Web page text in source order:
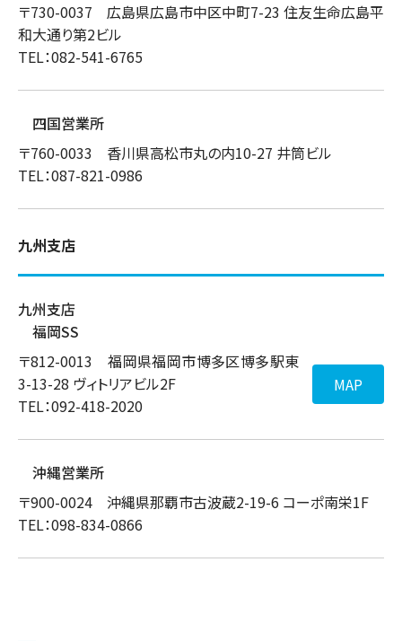
〒730-0037 広島県広島市中区中町7-23 住友生命広島平
和大通り第2ビル
TEL：082-541-6765
四国営業所
〒760-0033 香川県高松市丸の内10-27 井筒ビル
TEL：087-821-0986
九州支店
九州支店
福岡SS
〒812-0013 福岡県福岡市博多区博多駅東
3-13-28 ヴィトリアビル2F
TEL：092-418-2020
MAP
沖縄営業所
〒900-0024 沖縄県那覇市古波蔵2-19-6 コーポ南栄1F
TEL：098-834-0866